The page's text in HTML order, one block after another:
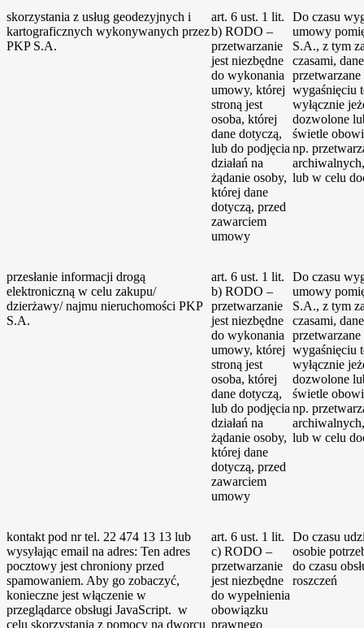
skorzystania z usług geodezyjnych i
kartograficznych wykonywanych przez
PKP S.A.
art. 6 ust. 1 lit.
b) RODO –
przetwarzanie
jest niezbędne
do wykonania
umowy, której
stroną jest
osoba, której
dane dotyczą,
lub do podjęcia
działań na
żądanie osoby,
której dane
dotyczą, przed
zawarciem
umowy
Do czasu
umowy
S.A., z tym
czasami,
wygaśnięciu
wyłącznie
dozwolone
świetle
np.
lub w celu
przesłanie informacji drogą
elektroniczną w celu zakupu/
dzierżawy/ najmu nieruchomości PKP
S.A.
art. 6 ust. 1 lit.
b) RODO –
przetwarzanie
jest niezbędne
do wykonania
umowy, której
stroną jest
osoba, której
dane dotyczą,
lub do podjęcia
działań na
żądanie osoby,
której dane
dotyczą, przed
zawarciem
umowy
Do czasu
umowy
S.A., z tym
czasami,
wygaśnięciu
wyłącznie
dozwolone
świetle
np.
lub w celu
kontakt pod nr tel. 22 474 13 13 lub
wysyłając email na adres: Ten adres
pocztowy jest chroniony przed
spamowaniem. Aby go zobaczyć,
konieczne jest włączenie w
przeglądarce obsługi JavaScript. w
celu skorzystania z pomocy na dworcu
art. 6 ust. 1 lit.
c) RODO –
przetwarzanie
jest niezbędne
do wypełnienia
obowiązku
prawnego
Do czasu
osobie
do czasu
roszczeń